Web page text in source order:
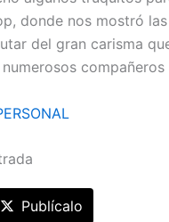
donde nos mostró
del gran carisma
Publícalo